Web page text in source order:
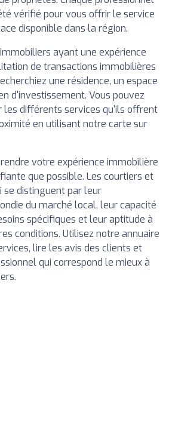
vérifié pour vous offrir le service
disponible dans la région.
ayant une expérience
de transactions immobilières
une résidence, un espace
d'investissement. Vous pouvez
différents services qu'ils offrent
en utilisant notre carte sur
votre expérience immobilière
que possible. Les courtiers et
se distinguent par leur
du marché local, leur capacité
spécifiques et leur aptitude à
conditions. Utilisez notre annuaire
lire les avis des clients et
qui correspond le mieux à